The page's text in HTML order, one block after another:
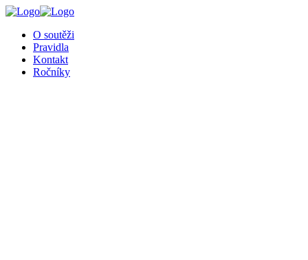
O soutěži
Pravidla
Kontakt
Ročníky